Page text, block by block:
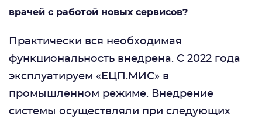
врачей с работой новых сервисов?
Практически вся необходимая
функциональность внедрена. С 2022 года
эксплуатируем «ЕЦП.МИС» в
промышленном режиме. Внедрение
системы осуществляли при следующих